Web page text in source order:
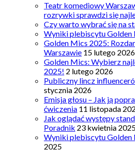
Teatr komediowy
rozrywki sprawdzi się
Czy warto wybrać się na
Wyniki plebiscytu Golden
Golden Mics 2025:
Warszawie 15 lutego 2026
Golden Mics: Wybierz
2025! 2 lutego 2026
Publiczny lincz
stycznia 2026
Emisja głosu – Jak ją
ćwiczenia 11 listopada
Jak oglądać występy
Poradnik 23 kwietnia
Wyniki plebiscytu Golden
2025